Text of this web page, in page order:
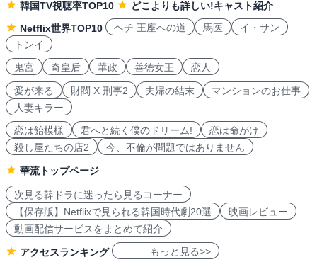
韓国TV視聴率TOP10
どこよりも詳しい!キャスト紹介
Netflix世界TOP10
ヘチ 王座への道 馬医
イ・サン
トンイ
鬼宮
奇皇后 華政 善徳女王 恋人
愛が来る 財閥 X 刑事2 夫婦の結末
マンションのお仕事
人妻キラー
恋は飴模様
君へと続く僕のドリーム!
恋は命がけ
殺し屋たちの店2
今、不倫が問題ではありません
華流トップページ
次見る韓ドラに迷ったら見るコーナー
【保存版】Netflixで見られる韓国時代劇20選
映画レビュー
動画配信サービスをまとめて紹介
アクセスランキング もっと見る>>